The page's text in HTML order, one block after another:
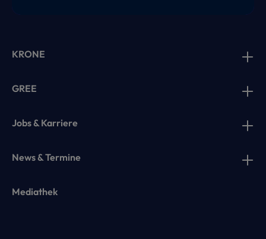
KRONE
GREE
Jobs & Karriere
News & Termine
Mediathek